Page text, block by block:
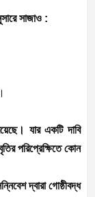
সাজাও :
যার একটি দাবি
পরিপ্রেক্ষিতে কোন
দ্বারা গোষ্ঠীবদ্ধ